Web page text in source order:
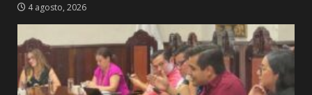
4 agosto, 2026